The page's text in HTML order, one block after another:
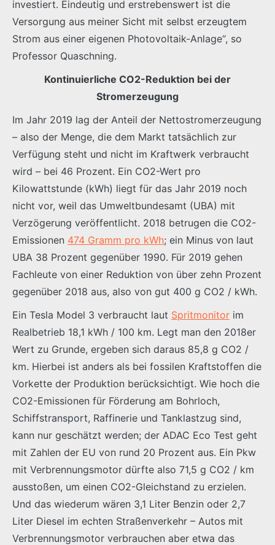
investiert. Eindeutig und erstrebenswert ist die
Versorgung aus meiner Sicht mit selbst erzeugtem
Strom aus einer eigenen Photovoltaik-Anlage“, so
Professor Quaschning.
Kontinuierliche CO2-Reduktion bei der
Stromerzeugung
Im Jahr 2019 lag der Anteil der Nettostromerzeugung
– also der Menge, die dem Markt tatsächlich zur
Verfügung steht und nicht im Kraftwerk verbraucht
wird – bei 46 Prozent. Ein CO2-Wert pro
Kilowattstunde (kWh) liegt für das Jahr 2019 noch
nicht vor, weil das Umweltbundesamt (UBA) mit
Verzögerung veröffentlicht. 2018 betrugen die CO2-
Emissionen 474 Gramm pro kWh; ein Minus von laut
UBA 38 Prozent gegenüber 1990. Für 2019 gehen
Fachleute von einer Reduktion von über zehn Prozent
gegenüber 2018 aus, also von gut 400 g CO2 / kWh.
Ein Tesla Model 3 verbraucht laut Spritmonitor im
Realbetrieb 18,1 kWh / 100 km. Legt man den 2018er
Wert zu Grunde, ergeben sich daraus 85,8 g CO2 /
km. Hierbei ist anders als bei fossilen Kraftstoffen die
Vorkette der Produktion berücksichtigt. Wie hoch die
CO2-Emissionen für Förderung am Bohrloch,
Schiffstransport, Raffinerie und Tanklastzug sind,
kann nur geschätzt werden; der ADAC Eco Test geht
mit Zahlen der EU von rund 20 Prozent aus. Ein Pkw
mit Verbrennungsmotor dürfte also 71,5 g CO2 / km
ausstoßen, um einen CO2-Gleichstand zu erzielen.
Und das wiederum wären 3,1 Liter Benzin oder 2,7
Liter Diesel im echten Straßenverkehr – Autos mit
Verbrennungsmotor verbrauchen aber etwa das